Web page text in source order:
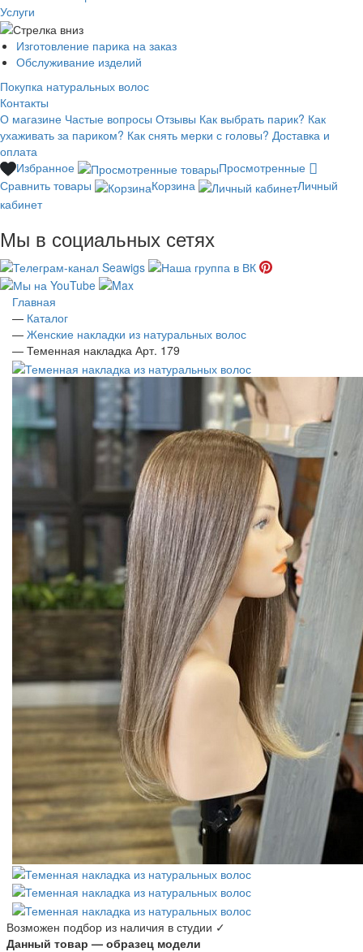
Услуги
Изготовление парика на заказ
Обслуживание изделий
Покупка натуральных волос
Контакты
О магазине Частые вопросы Отзывы Как выбрать парик? Как
ухаживать за париком? Как снять мерки с головы? Доставка и
оплата
Избранное
Просмотренные
Сравнить товары
Корзина
Личный
кабинет
Мы в социальных сетях
Главная
— Каталог
— Женские накладки из натуральных волос
— Теменная накладка Арт. 179
Возможен подбор из наличия в студии ✓
Данный товар — образец модели